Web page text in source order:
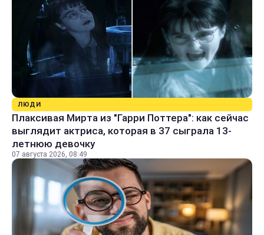
ЛЮДИ
Плаксивая Мирта из "Гарри Поттера": как сейчас
выглядит актриса, которая в 37 сыграла 13-
летнюю девочку
07 августа 2026, 08:49